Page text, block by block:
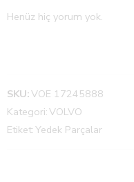
Henüz hiç yorum yok.
SKU:VOE 17245888
Kategori:VOLVO
Etiket:Yedek Parçalar